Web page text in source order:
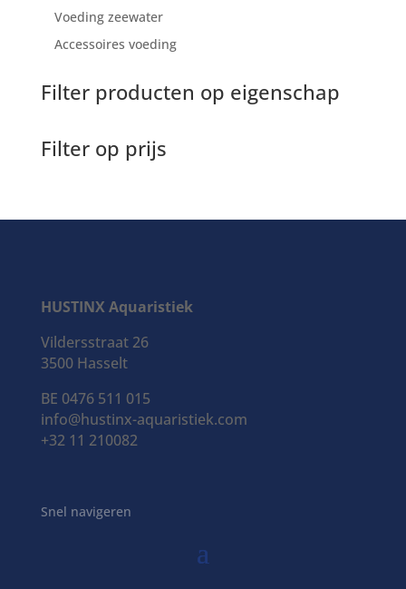
Voeding zeewater
Accessoires voeding
Filter producten op eigenschap
Filter op prijs
HUSTINX Aquaristiek
Vildersstraat 26
3500 Hasselt
BE 0476 511 015
info@hustinx-aquaristiek.com
+32 11 210082
Snel navigeren